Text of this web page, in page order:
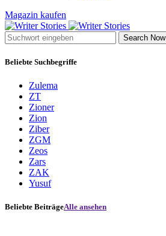
Magazin kaufen
Search Now
Beliebte Suchbegriffe
Zulema
ZT
Zioner
Zion
Ziber
ZGM
Zeos
Zars
ZAK
Yusuf
Beliebte BeiträgeAlle ansehen